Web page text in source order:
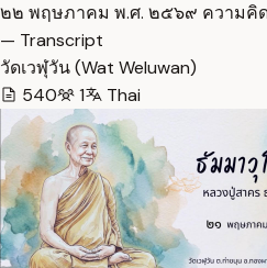
๒๒ พฤษภาคม พ.ศ. ๒๕๖๙ ความคิด
— Transcript
วัดเวฬุวัน (Wat Weluwan)
540
1 Thai